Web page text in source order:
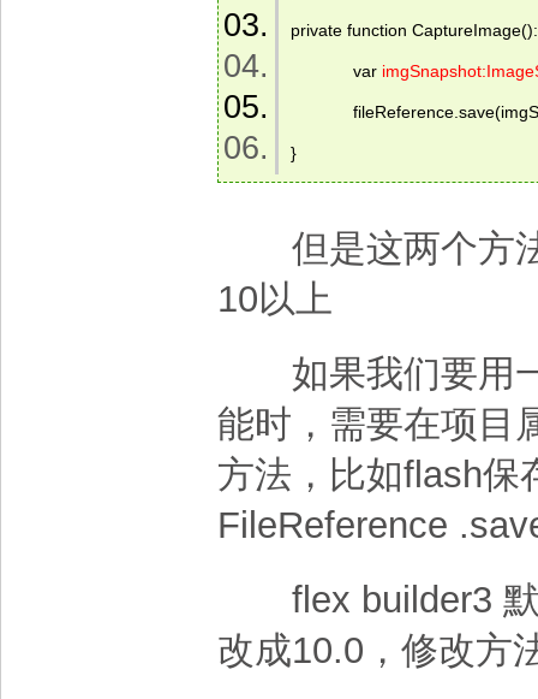
private function
var
}
但是这两个方法
10以上
如果我们要用一
能时，需要在项目
方法，比如flash保
FileReference
flex builder3 默
改成10.0，修改方